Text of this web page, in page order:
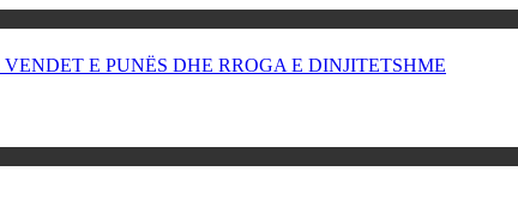
E PUNËS DHE RROGA E DINJITETSHME